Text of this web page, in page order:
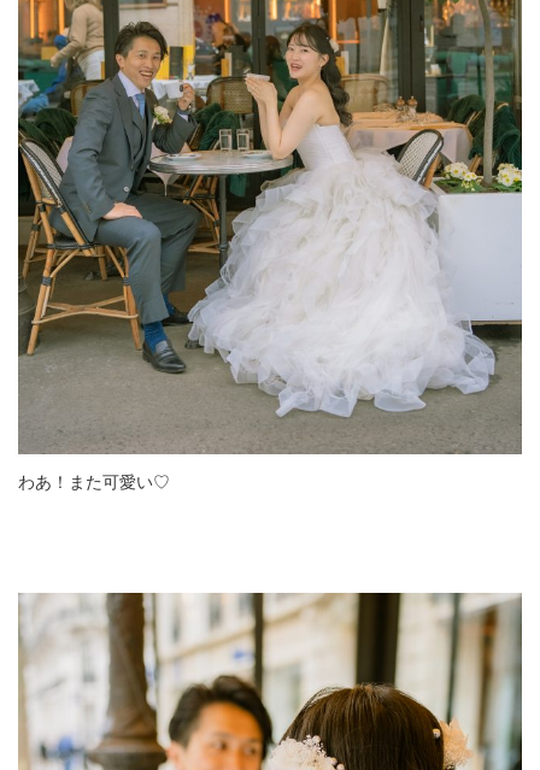
わあ！また可愛い♡